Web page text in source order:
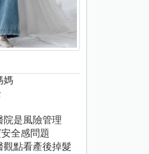
媽
院是風險管理
全感問題
觀點看產後掉髮